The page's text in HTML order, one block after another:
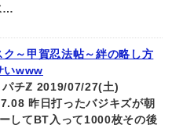
…
ク～甲賀忍法帖～絆の略し方
いwww
チℤ 2019/07/27(土)
昨日打ったバジキズが朝
してBT入って1000枚その後